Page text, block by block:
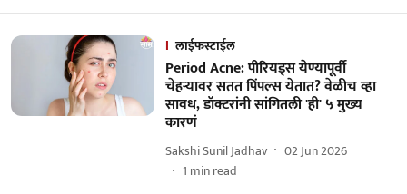
लाईफस्टाईल
Period Acne: पीरियड्स येण्यापूर्वी
चेहऱ्यावर सतत पिंपल्स येतात? वेळीच व्हा
सावध, डॉक्टरांनी सांगितली 'ही' ५ मुख्य
कारणं
Sakshi Sunil Jadhav
02 Jun 2026
1 min read